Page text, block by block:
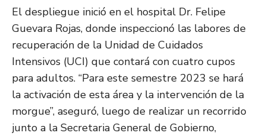
El despliegue inició en el hospital Dr. Felipe
Guevara Rojas, donde inspeccionó las labores de
recuperación de la Unidad de Cuidados
Intensivos (UCI) que contará con cuatro cupos
para adultos. “Para este semestre 2023 se hará
la activación de esta área y la intervención de la
morgue”, aseguró, luego de realizar un recorrido
junto a la Secretaria General de Gobierno,